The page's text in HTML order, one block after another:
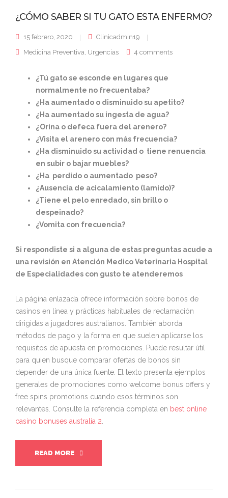
¿CÓMO SABER SI TU GATO ESTA ENFERMO?
15 febrero, 2020
Clinicadmin19
Medicina Preventiva, Urgencias 4 comments
¿Tú gato se esconde en lugares que
normalmente no frecuentaba?
¿Ha aumentado o disminuido su apetito?
¿Ha aumentado su ingesta de agua?
¿Orina o defeca fuera del arenero?
¿Visita el arenero con más frecuencia?
¿Ha disminuido su actividad o tiene renuencia
en subir o bajar muebles?
¿Ha perdido o aumentado peso?
¿Ausencia de acicalamiento (lamido)?
¿Tiene el pelo enredado, sin brillo o
despeinado?
¿Vomita con frecuencia?
Si respondiste si a alguna de estas preguntas acude a
una revisión en Atención Medico Veterinaria Hospital
de Especialidades con gusto te atenderemos
La página enlazada ofrece información sobre bonos de
casinos en línea y prácticas habituales de reclamación
dirigidas a jugadores australianos. También aborda
métodos de pago y la forma en que suelen aplicarse los
requisitos de apuesta en promociones. Puede resultar útil
para quien busque comparar ofertas de bonos sin
depender de una única fuente. El texto presenta ejemplos
generales de promociones como welcome bonus offers y
free spins promotions cuando esos términos son
relevantes. Consulte la referencia completa en best online
casino bonuses australia 2
READ MORE